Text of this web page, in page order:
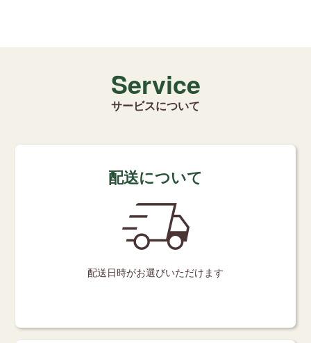
Service
サービスについて
配送について
配送日時がお選びいただけます